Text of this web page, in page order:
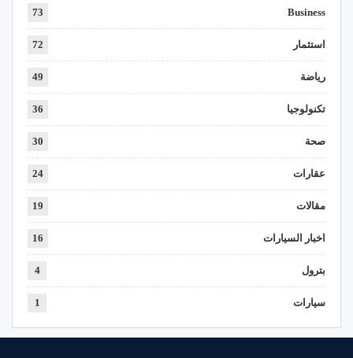
Business
73
استثمار 72
رياضة 49
تكنولوجيا 36
صحة 30
عقارات 24
مقالات 19
اخبار السيارات 16
بترول 4
سيارات 1